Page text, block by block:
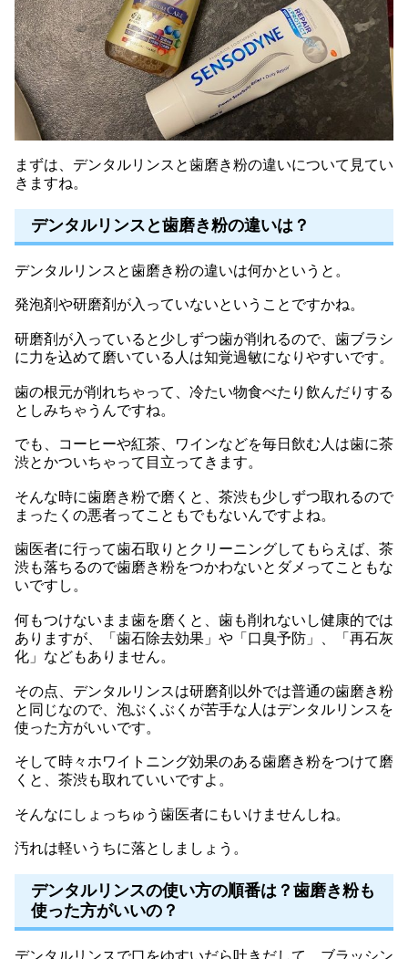
まずは、デンタルリンスと歯磨き粉の違いについて見てい
きますね。
デンタルリンスと歯磨き粉の違いは？
デンタルリンスと歯磨き粉の違いは何かというと。
発泡剤や研磨剤が入っていないということですかね。
研磨剤が入っていると少しずつ歯が削れるので、歯ブラシ
に力を込めて磨いている人は知覚過敏になりやすいです。
歯の根元が削れちゃって、冷たい物食べたり飲んだりする
としみちゃうんですね。
でも、コーヒーや紅茶、ワインなどを毎日飲む人は歯に茶
渋とかついちゃって目立ってきます。
そんな時に歯磨き粉で磨くと、茶渋も少しずつ取れるので
まったくの悪者ってこともでもないんですよね。
歯医者に行って歯石取りとクリーニングしてもらえば、茶
渋も落ちるので歯磨き粉をつかわないとダメってこともな
いですし。
何もつけないまま歯を磨くと、歯も削れないし健康的では
ありますが、「歯石除去効果」や「口臭予防」、「再石灰
化」などもありません。
その点、デンタルリンスは研磨剤以外では普通の歯磨き粉
と同じなので、泡ぶくぶくが苦手な人はデンタルリンスを
使った方がいいです。
そして時々ホワイトニング効果のある歯磨き粉をつけて磨
くと、茶渋も取れていいですよ。
そんなにしょっちゅう歯医者にもいけませんしね。
汚れは軽いうちに落としましょう。
デンタルリンスの使い方の順番は？歯磨き粉も
使った方がいいの？